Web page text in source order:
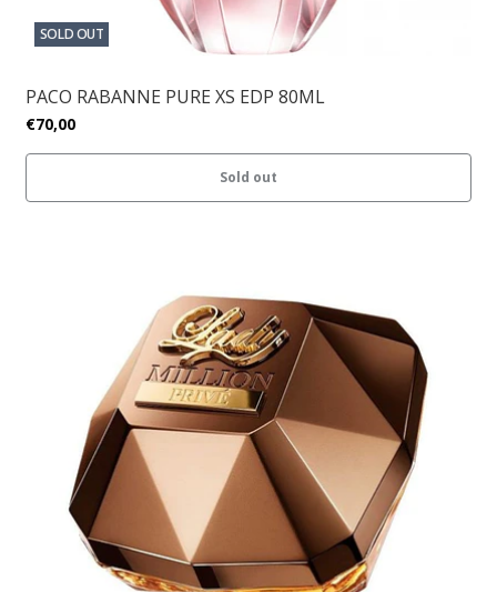
SOLD OUT
PACO RABANNE PURE XS EDP 80ML
€70,00
Sold out